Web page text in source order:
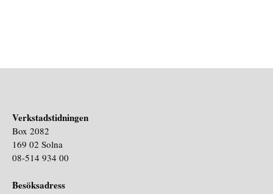
Verkstadstidningen
Box 2082
169 02 Solna
08-514 934 00
Besöksadress